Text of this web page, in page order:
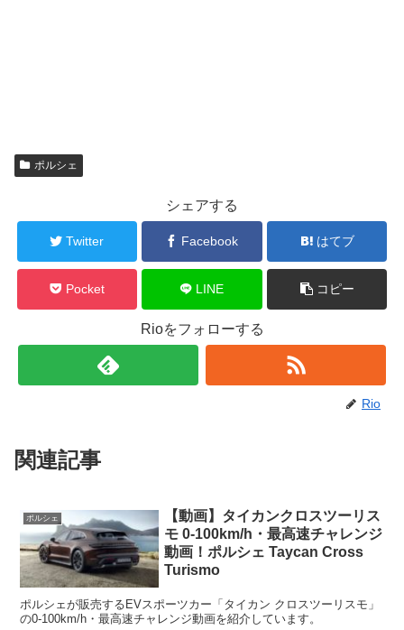
ポルシェ
シェアする
Twitter Facebook はてブ
Pocket LINE コピー
Rioをフォローする
Rio
関連記事
ポルシェ
【動画】タイカンクロスツーリス
モ 0-100km/h・最高速チャレンジ
動画！ポルシェ Taycan Cross
Turismo
ポルシェが販売するEVスポーツカー「タイカン クロスツーリスモ」
の0-100km/h・最高速チャレンジ動画を紹介しています。